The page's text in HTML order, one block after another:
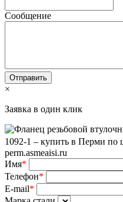
Сообщение
×
Заявка в один клик
Имя*
Телефон*
E-mail*